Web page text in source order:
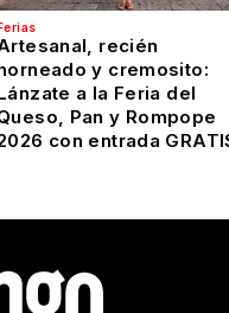
recién
y cremosito:
a la Feria del
Pan y Rompope
con entrada